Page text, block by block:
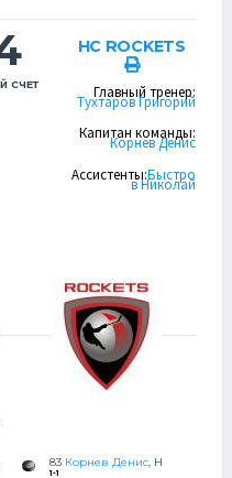
СЧЕТ
HC ROCKETS
Главный тренер:
Тухтаров Григорий
Капитан команды:
Корнев Денис
Ассистенты:Быстро
в Николай
83 Корнев Денис, Н
1-1